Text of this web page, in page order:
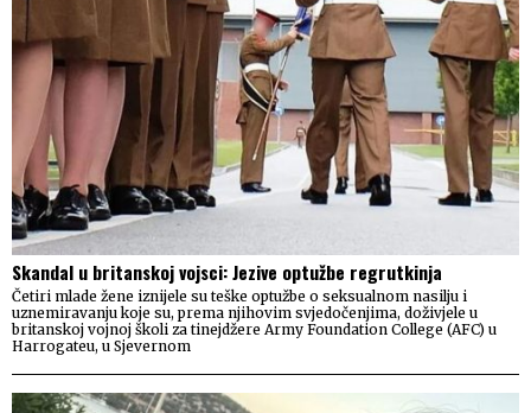
Skandal u britanskoj vojsci: Jezive optužbe regrutkinja
Četiri mlade žene iznijele su teške optužbe o seksualnom nasilju i
uznemiravanju koje su, prema njihovim svjedočenjima, doživjele u
britanskoj vojnoj školi za tinejdžere Army Foundation College (AFC) u
Harrogateu, u Sjevernom